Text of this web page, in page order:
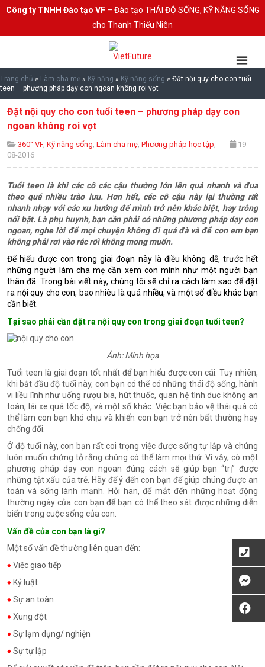
Công ty TNHH Đào tạo VF– Đào tạo THÁI ĐỘ SỐNG, KỸ NĂNG SỐNG
cho Thanh Thiếu Niên
Trang chủ » Làm cha mẹ » Kỹ năng » Kỹ năng sống » Đặt nội quy cho con tuổi
teen – phương pháp dạy con ngoan không roi vọt
Đặt nội quy cho con tuổi teen – phương pháp dạy con
ngoan không roi vọt
360° VF, Kỹ năng sống, Làm cha mẹ, Phương pháp học tập,
19-
08-2016
Tuổi teen là khi các cô các cậu thường lớn lên quá nhanh và đua
theo quá nhiều trào lưu. Hơn hết, các cô cậu này lại thường rất
nhanh nhạy với các xu hướng để mình trở nên khác biệt, hay trông
nổi bật. Là phụ huynh, bạn cần phải có những phương pháp dạy con
ngoan, nghe lời để mọi chuyện không đi quá đà và để con em bạn
không phải rơi vào rắc rối không mong muốn.
Để hiểu được con trong giai đoạn này là điều không dễ, trước hết
những người làm cha mẹ cần xem con mình như một người bạn
thân đã. Trong bài viết này, chúng tôi sẽ chỉ ra cách làm sao để đặt
ra nội quy cho con, bao nhiêu là quá nhiều, và một số điều khác bạn
cần biết.
Tại sao phải cần đặt ra nội quy con trong giai đoạn tuổi teen?
Ảnh: Minh họa
Tuổi teen là giai đoạn tốt nhất để bạn hiểu được con cái. Tuy nhiên,
khi bắt đầu độ tuổi này, con bạn có thể có những thái độ sống, hành
vi liều lĩnh như uống rượu bia, hút thuốc, quan hệ tình dục không an
toàn, lái xe quá tốc độ, và một số khác. Việc bạn bảo vệ thái quá có
thể làm con bạn khó chịu và khiến con bạn trở nên bất thường hay
chống đối.
Ở độ tuổi này, con bạn rất coi trọng việc được sống tự lập và chúng
luôn muốn chứng tỏ rằng chúng có thể làm mọi thứ. Vì vậy, có một
phương pháp dạy con ngoan đúng cách sẽ giúp bạn “trị” được
những tật xấu của trẻ. Hãy để ý đến con bạn để giúp chúng được an
toàn và sống lành mạnh. Hỏi han, để mắt đến những hoạt động
thường ngày của con bạn để bạn có thể theo sát được những diễn
biến trong cuộc sống của con.
Vấn đề của con bạn là gì?
Một số vấn đề thường liên quan đến:
♦Việc giao tiếp
♦ Kỷ luật
♦Sự an toàn
♦Xung đột
♦Sự lạm dụng/ nghiện
♦Sự tự lập